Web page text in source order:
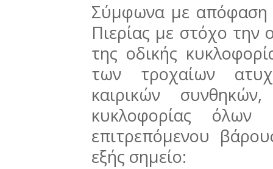
Σύμφωνα με απόφαση
Πιερίας με στόχο την
της οδικής
των τροχαίων
καιρικών
κυκλοφορίας
επιτρεπόμενου
εξής σημείο: